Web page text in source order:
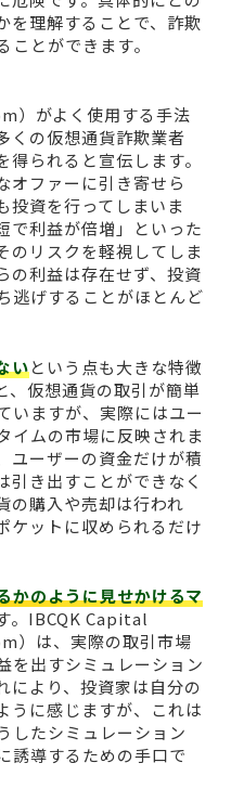
を理解することで、詐欺
とができます。
がよく使用する手法
くの仮想通貨詐欺業者
られると宣伝します。
オファーに引き寄せら
投資を行ってしまいま
で利益が倍増」といった
のリスクを軽視してしま
の利益は存在せず、投資
逃げすることがほとんど
いという点も大きな特徴
、仮想通貨の取引が簡単
いますが、実際にはユー
イムの市場に反映されま
ユーザーの資金だけが積
引き出すことができなく
の購入や売却は行われ
ケットに収められるだけ
かのように見せかけるマ
。IBCQK Capital
は、実際の取引市場
を出すシミュレーション
により、投資家は自分の
うに感じますが、これは
したシミュレーション
誘導するための手口で